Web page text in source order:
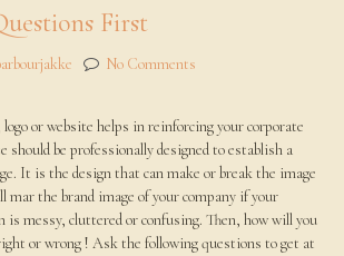
First
No Comments
or website helps in reinforcing your corporate
should be professionally designed to establish a
It is the design that can make or break the image
mar the brand image of your company if your
is messy, cluttered or confusing. Then, how will you
or wrong ! Ask the following questions to get at